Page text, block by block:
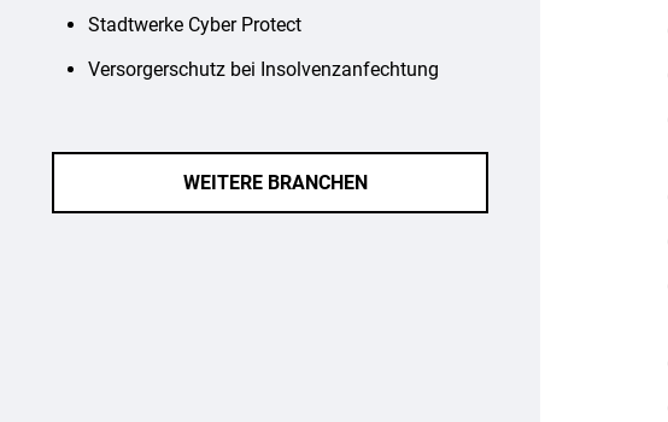
Stadtwerke Cyber Protect
Versorgerschutz bei Insolvenzanfechtung
WEITERE BRANCHEN